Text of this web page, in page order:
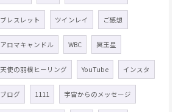
ブレスレット ツインレイ ご感想
アロマキャンドル WBC 冥王星
天使の羽根ヒーリング YouTube インスタ
ブログ 1111 宇宙からのメッセージ